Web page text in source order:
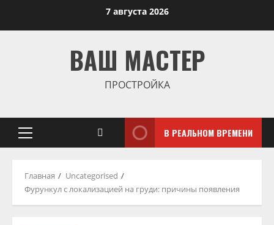
7 августа 2026
ВАШ МАСТЕР
ПРОСТРОЙКА
Основное
В РЕАЛЬНОМ ВРЕМЕНИ
Главная
Uncategorised
Фурункул с локализацией на груди: причины появления